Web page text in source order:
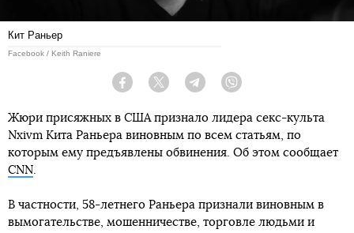
Кит Раньер
Facebook / Keith Raniere
Facebook Twitter Telegram
Жюри присяжных в США признало лидера секс-культа
Nxivm Кита Раньера виновным по всем статьям, по
которым ему предъявлены обвинения. Об этом сообщает
CNN.
В частности, 58-летнего Раньера признали виновным в
вымогательстве, мошенничестве, торговле людьми и